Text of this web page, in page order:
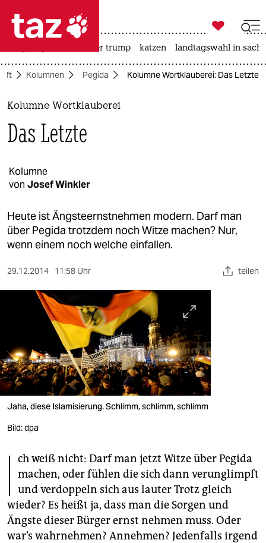
 taz zahl ich
taz zahl ich
themen
politik
gesellschaft
kultur
sport
berlin
nord
wahrheit
verlag
verlag
veranstaltungen
unterstützen
abo
genossenschaft
epaper login

taz zahl ich
usa unter trump katzen landtagswahl in
Kolumnen Pegida Kolumne Wortklauberei: Das Letzte
Kolumne Wortklauberei
Das Letzte
Kolumne
von Josef Winkler
Heute ist Ängsteernstnehmen modern. Darf man
über Pegida trotzdem noch Witze machen? Nur,
wenn einem noch welche einfallen.
29.12.2014 11:58 Uhr teilen
Jaha, diese Islamisierung. Schlimm, schlimm, schlimm
Bild: dpa
I ch weiß nicht: Darf man jetzt Witze über Pegida
machen, oder fühlen die sich dann verunglimpft
und verdoppeln sich aus lauter Trotz gleich
wieder? Es heißt ja, dass man die Sorgen und
Ängste dieser Bürger ernst nehmen muss. Oder
war’s wahrnehmen? Annehmen? Jedenfalls irgend